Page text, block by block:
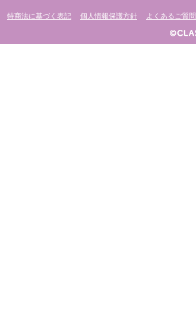
特商法に基づく表記 個人情報保護方針 よくあるご質問